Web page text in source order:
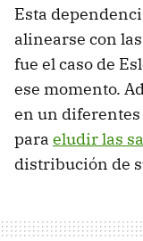
Esta
alinearse con
fue el caso de
ese momento.
en un diferentes
para eludir las
distribución de